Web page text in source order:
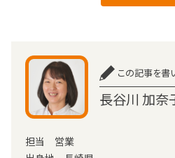
この記事を書
長谷川 加奈
担当 営業